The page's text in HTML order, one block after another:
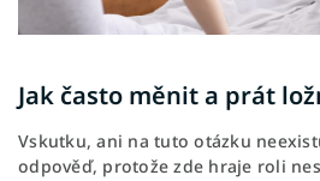
Jak často měnit a prát
Vskutku, ani na tuto otázku
odpověď, protože zde hraje roli